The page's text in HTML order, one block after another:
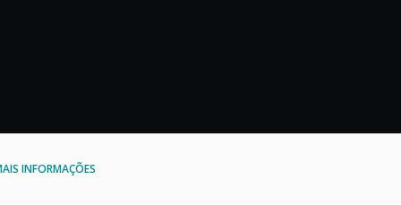
INFORMAÇÕES